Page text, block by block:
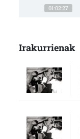
01:02:27
Irakurrienak